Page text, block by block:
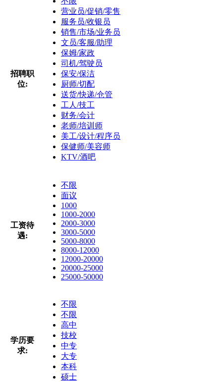
招聘职
位:
营业员/促销/零售
服务员/收银员
销售/市场/业务员
文员/客服/助理
保姆/家政
司机/驾驶员
保安/保洁
厨师/切配
送货/快递/仓管
工人/技工
财务/会计
老师/培训师
美工/设计/程序员
保健师/美容师
KTV/酒吧
工资待
遇:
不限
面议
1000
1000-2000
2000-3000
3000-5000
5000-8000
8000-12000
12000-20000
20000-25000
25000-50000
学历要
求:
不限
不限
高中
技校
中专
大专
本科
硕士